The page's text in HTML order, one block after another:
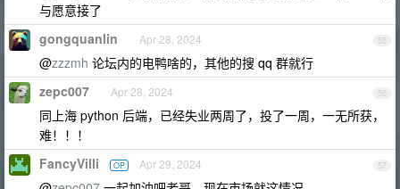
与愿意接了
55
gongquanlin Apr 28, 2024
@zzzmh 论坛内的电鸭啥的，其他的搜 qq 群就行
56
zepc007 Apr 28, 2024
同上海 python 后端，已经失业两周了，投了一周，一无所获，
难！！！
57
FancyVilli OP Apr 29, 2024